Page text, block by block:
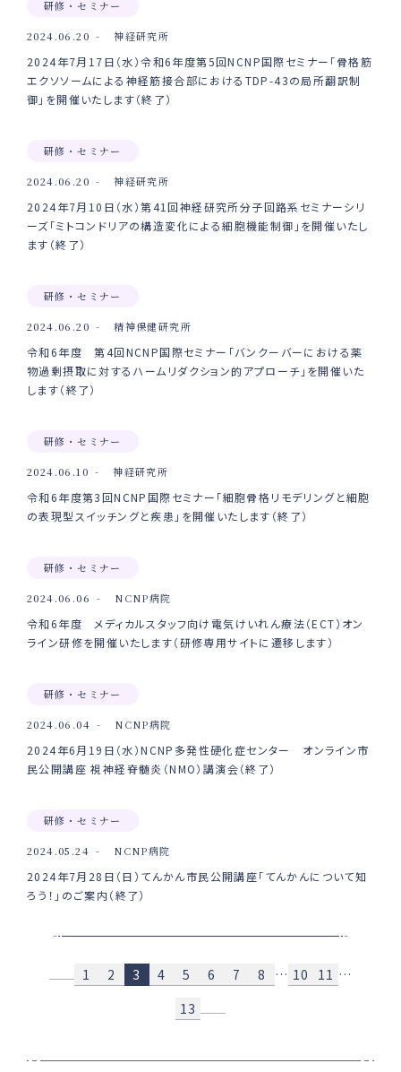
研修・セミナー
2024.06.20 神経研究所
2024年7月17日（水）令和6年度第5回NCNP国際セミナー「骨格筋
エクソソームによる神経筋接合部におけるTDP-43の局所翻訳制
御」を開催いたします（終了）
研修・セミナー
2024.06.20 神経研究所
2024年7月10日（水）第41回神経研究所分子回路系セミナーシリ
ーズ「ミトコンドリアの構造変化による細胞機能制御」を開催いたし
ます（終了）
研修・セミナー
2024.06.20 精神保健研究所
令和6年度 第4回NCNP国際セミナー「バンクーバーにおける薬
物過剰摂取に対するハームリダクション的アプローチ」を開催いた
します（終了）
研修・セミナー
2024.06.10 神経研究所
令和6年度第3回NCNP国際セミナー「細胞骨格リモデリングと細胞
の表現型スイッチングと疾患」を開催いたします（終了）
研修・セミナー
2024.06.06 NCNP病院
令和6年度 メディカルスタッフ向け電気けいれん療法（ECT）オン
ライン研修を開催いたします（研修専用サイトに遷移します）
研修・セミナー
2024.06.04 NCNP病院
2024年6月19日（水）NCNP多発性硬化症センター オンライン市
民公開講座 視神経脊髄炎（NMO）講演会（終了）
研修・セミナー
2024.05.24 NCNP病院
2024年7月28日（日）てんかん市民公開講座「てんかんについて知
ろう！」のご案内（終了）
1 2 3 4 5 6 7 8 … 10 11 …
13